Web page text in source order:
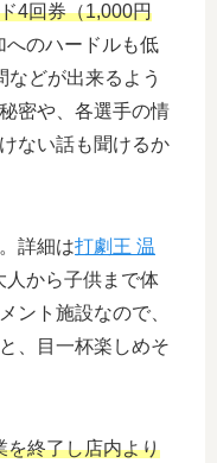
4回券（1,000円
へのハードルも低
などが出来るよう
密や、各選手の情
ない話も聞けるか
詳細は打劇王 温
人から子供まで体
ント施設なので、
、目一杯楽しめそ
を終了し店内より